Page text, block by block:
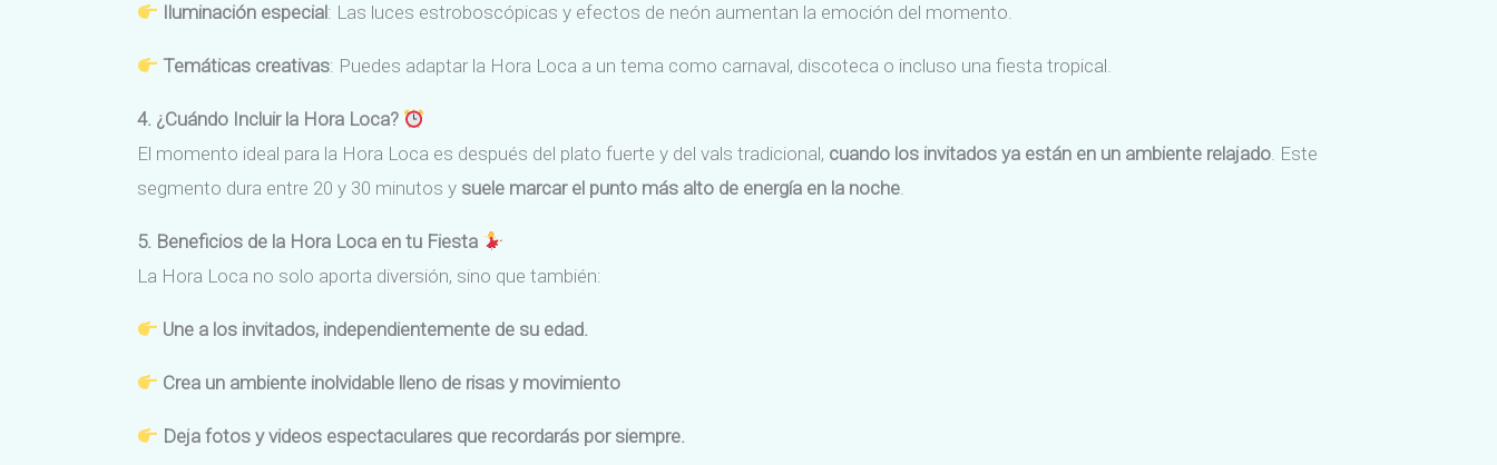
Iluminación especial: Las luces estroboscópicas y efectos de neón aumentan la emoción del momento.
Temáticas creativas: Puedes adaptar la Hora Loca a un tema como carnaval, discoteca o incluso una fiesta tropical.
4. ¿Cuándo Incluir la Hora Loca?
El momento ideal para la Hora Loca es después del plato fuerte y del vals tradicional, cuando los invitados ya están en un ambiente relajado. Este
segmento dura entre 20 y 30 minutos y suele marcar el punto más alto de energía en la noche.
5. Beneficios de la Hora Loca en tu Fiesta
La Hora Loca no solo aporta diversión, sino que también:
Une a los invitados, independientemente de su edad.
Crea un ambiente inolvidable lleno de risas y movimiento
Deja fotos y videos espectaculares que recordarás por siempre.